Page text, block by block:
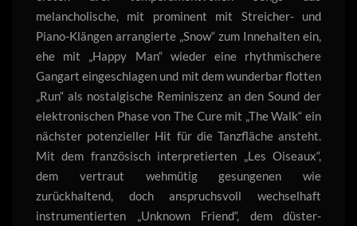
melancholische, mit prominent mit Streicher- und
Piano-Klängen arrangierte „Snow“ zum Innehalten ein,
ehe mit „Happy Man“ wieder eine rhythmischere
Gangart eingeschlagen und mit dem wunderbar flotten
„Run“ als nostalgische Reminiszenz an den Sound der
elektronischen Phase von The Cure mit „The Walk“ ein
nächster potenzieller Hit für die Tanzfläche ansteht.
Mit dem französisch interpretierten „Les Oiseaux“,
dem vertraut wehmütig gesungenen wie
zurückhaltend, doch anspruchsvoll wechselhaft
instrumentierten „Unknown Friend“, dem düster-